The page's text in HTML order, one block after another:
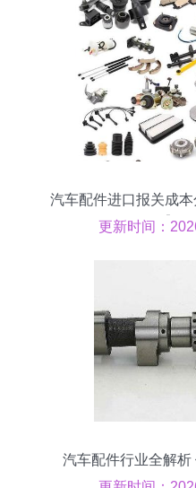
汽车配件进口报关成
【批
更新时间：
汽车配件行业全解